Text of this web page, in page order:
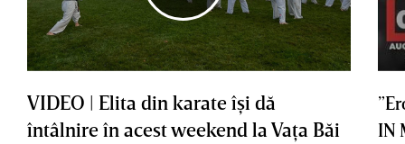
VIDEO | Elita din karate îşi dă
întâlnire în acest weekend la Vaţa Băi
IN